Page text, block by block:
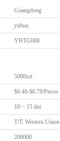
Guangdong
yuhua
YHTG008
5000szt
$0.48-$0.78/Pieces
10 ~ 15 dni
T/T, Western Union
200000